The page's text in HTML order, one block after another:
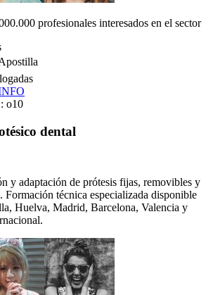
profesionales interesados en el sector
o10
dental
y adaptación de prótesis fijas, removibles y
Formación técnica especializada disponible
Huelva, Madrid, Barcelona, Valencia y